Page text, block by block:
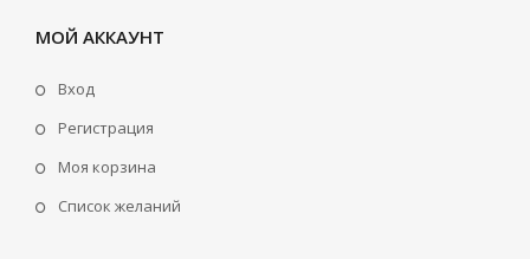
МОЙ АККАУНТ
Вход
Регистрация
Моя корзина
Cписок желаний